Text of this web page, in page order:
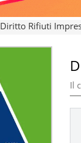
Diritto Rifiuti
Il